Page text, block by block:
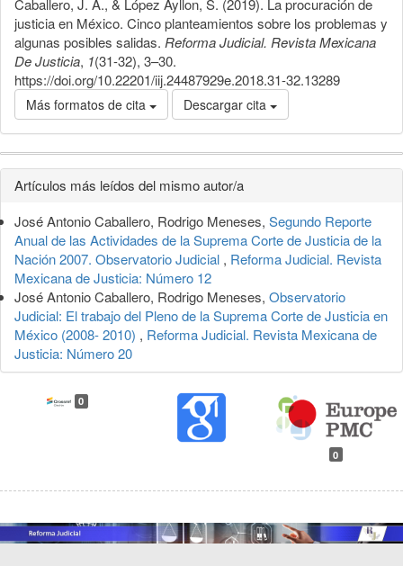
Caballero, J. A., & López Ayllon, S. (2019). La procuración de
justicia en México. Cinco planteamientos sobre los problemas y
algunas posibles salidas. Reforma Judicial. Revista Mexicana
De Justicia, 1(31-32), 3–30.
https://doi.org/10.22201/iij.24487929e.2018.31-32.13289
Más formatos de cita Descargar cita
Detalles
del
artículo
Artículos más leídos del mismo autor/a
José Antonio Caballero, Rodrigo Meneses, Segundo Reporte
Anual de las Actividades de la Suprema Corte de Justicia de la
Nación 2007. Observatorio Judicial , Reforma Judicial. Revista
Mexicana de Justicia: Número 12
José Antonio Caballero, Rodrigo Meneses, Observatorio
Judicial: El trabajo del Pleno de la Suprema Corte de Justicia en
México (2008- 2010) , Reforma Judicial. Revista Mexicana de
Justicia: Número 20
0
0